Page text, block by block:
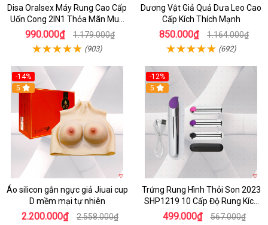
Disa Oralsex Máy Rung Cao Cấp
Uốn Cong 2IN1 Thỏa Mãn Mua
Ngay
990.000₫ 1.179.000₫
(903)
Dương Vật Giả Quả Dưa Leo Cao
Cấp Kích Thích Mạnh
850.000₫ 1.164.000₫
(692)
-14%
5
Áo silicon gắn ngực giả Jiuai cup
D mềm mại tự nhiên
2.200.000₫ 2.558.000₫
-12%
5
Trứng Rung Hình Thỏi Son 2023
SHP1219 10 Cấp Độ Rung Kích
Thích
499.000₫ 567.000₫